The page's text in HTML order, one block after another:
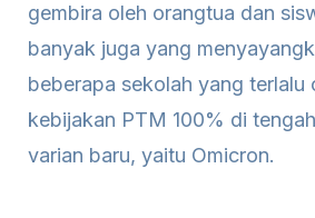
gembira oleh orangtua dan
banyak juga yang
beberapa sekolah yang terlalu
kebijakan PTM 100% di
varian baru, yaitu Omicron.